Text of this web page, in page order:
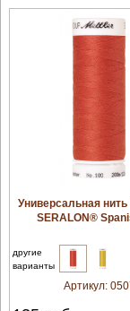
Универсальная нить
SERALON®
другие
варианты
Артикул: